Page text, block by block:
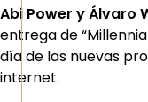
Abi Power y Álvaro
entrega de
día de las nuevas
internet.